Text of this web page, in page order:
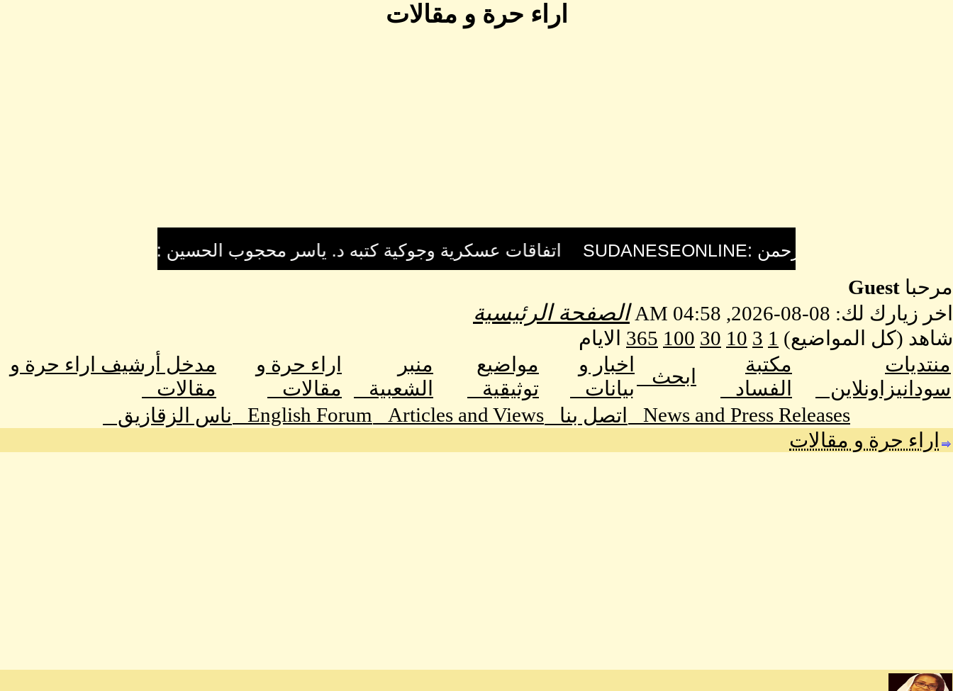
اراء حرة و مقالات
مرحبا Guest
اخر زيارك لك: 08-08-2026, 04:58 AM
الصفحة الرئيسية
شاهد (كل المواضيع) 1
3
10
30
100
365 الايام
منتديات
سودانيزاونلاين
مكتبة
الفساد
ابحث
اخبار و
بيانات
مواضيع
توثيقية
منبر
الشعبية
اراء حرة و
مقالات
مدخل أرشيف اراء حرة و
مقالات
News and Press Releases
اتصل بنا Articles and Views
English Forum
ناس الزقازيق
اراء حرة و مقالات